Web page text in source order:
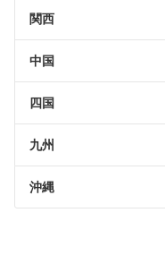
関西
中国
四国
九州
沖縄